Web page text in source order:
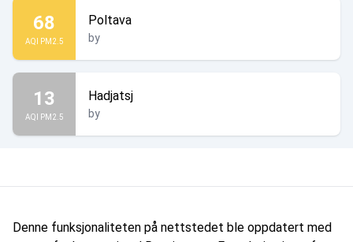
68
AQI PM2.5
Poltava
by
13
AQI PM2.5
Hadjatsj
by
Denne funksjonaliteten på nettstedet ble oppdatert med